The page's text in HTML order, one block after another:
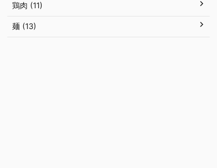
鶏肉 (11)
麺 (13)